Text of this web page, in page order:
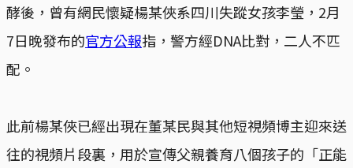
酵後，曾有網民懷疑楊某俠系四川失蹤女孩李瑩，2月
7日晚發布的官方公報指，警方經DNA比對，二人不匹
配。
此前楊某俠已經出現在董某民與其他短視頻博主迎來送
往的視頻片段裏，用於宣傳父親養育八個孩子的「正能